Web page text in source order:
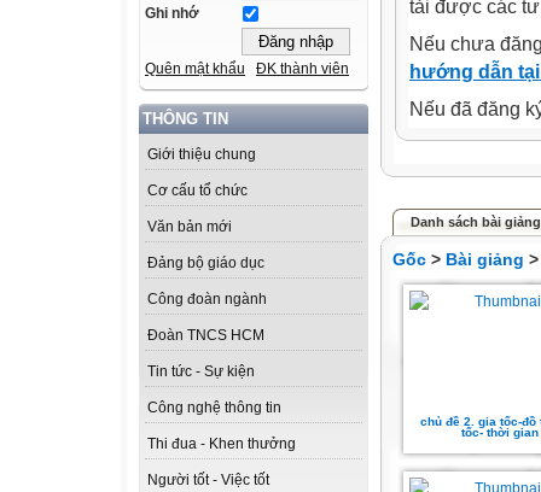
Ghi nhớ
Quên mật khẩu ĐK thành viên
THÔNG TIN
Giới thiệu chung
Cơ cấu tổ chức
Văn bản mới
Đảng bộ giáo dục
Công đoàn ngành
Đoàn TNCS HCM
Tin tức - Sự kiện
Công nghệ thông tin
Thi đua - Khen thưởng
Người tốt - Việc tốt
tải được các
Nếu chưa
hướng dẫn
Nếu đã đăng
Danh sách bài
Gốc > Bài giảng
chủ đề 2. gia tốc-đồ
tốc- thời gian